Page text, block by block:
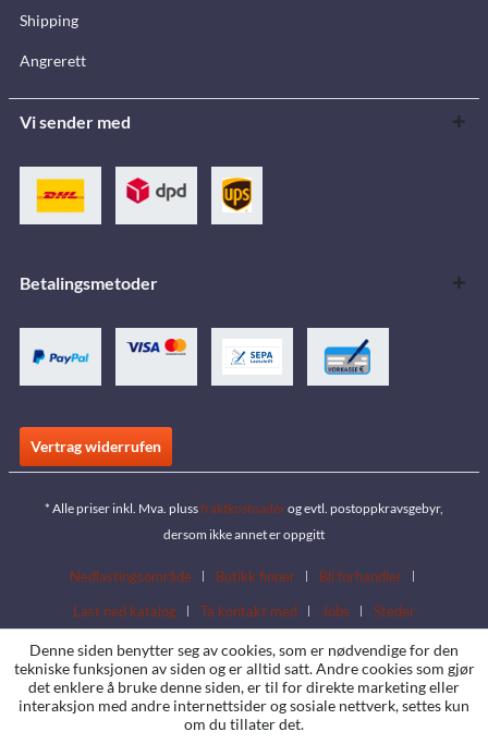
Shipping
Angrerett
Vi sender med
Betalingsmetoder
Vertrag widerrufen
* Alle priser inkl. Mva. plussfraktkostnaderog evtl. postoppkravsgebyr,
dersom ikke annet er oppgitt
Nedlastingsområde Butikk finner
Bli forhandler
Last ned katalog
Ta kontakt med Jobs Steder
Denne siden benytter seg av cookies, som er nødvendige for den
tekniske funksjonen av siden og er alltid satt. Andre cookies som gjør
det enklere å bruke denne siden, er til for direkte marketing eller
interaksjon med andre internettsider og sosiale nettverk, settes kun
om du tillater det.